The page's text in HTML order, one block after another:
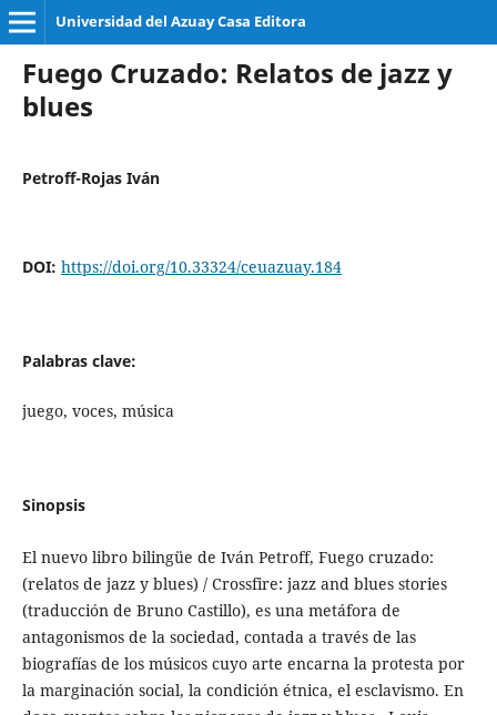
Universidad del Azuay Casa Editora
Fuego Cruzado: Relatos de jazz y
blues
Petroff-Rojas Iván
DOI: https://doi.org/10.33324/ceuazuay.184
Palabras clave:
juego, voces, música
Sinopsis
El nuevo libro bilingüe de Iván Petroff, Fuego cruzado:
(relatos de jazz y blues) / Crossfire: jazz and blues stories
(traducción de Bruno Castillo), es una metáfora de
antagonismos de la sociedad, contada a través de las
biografías de los músicos cuyo arte encarna la protesta por
la marginación social, la condición étnica, el esclavismo. En